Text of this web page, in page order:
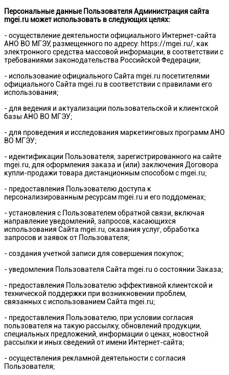
Персональные данные Пользователя Администрация сайта
mgei.ru может использовать в следующих целях:
- осуществление деятельности официального Интернет-сайта
АНО ВО МГЭУ, размещенного по адресу: https://mgei.ru/, как
электронного средства массовой информации, в соответствии с
требованиями законодательства Российской Федерации;
- использование официального Сайта mgei.ru посетителями
официального Сайта mgei.ru в соответствии с правилами его
использования;
- для ведения и актуализации пользовательской и клиентской
базы АНО ВО МГЭУ;
- для проведения и исследования маркетинговых программ АНО
ВО МГЭУ;
- идентификации Пользователя, зарегистрированного на сайте
mgei.ru, для оформления заказа и (или) заключения Договора
купли-продажи товара дистанционным способом с mgei.ru;
- предоставления Пользователю доступа к
персонализированным ресурсам mgei.ru и его поддоменах;
- установления с Пользователем обратной связи, включая
направление уведомлений, запросов, касающихся
использования Сайта mgei.ru, оказания услуг, обработка
запросов и заявок от Пользователя;
- создания учетной записи для совершения покупок;
- уведомления Пользователя Сайта mgei.ru о состоянии Заказа;
- предоставления Пользователю эффективной клиентской и
технической поддержки при возникновении проблем,
связанных с использованием Сайта mgei.ru;
- предоставления Пользователю, при условии согласия
пользователя на такую рассылку, обновлений продукции,
специальных предложений, информации о ценах, новостной
рассылки и иных сведений от имени Интернет-сайта;
- осуществления рекламной деятельности с согласия
Пользователя;